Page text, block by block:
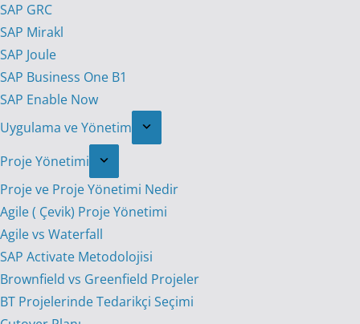
SAP GRC
SAP Mirakl
SAP Joule
SAP Business One B1
SAP Enable Now
Uygulama ve Yönetim
Proje Yönetimi
Proje ve Proje Yönetimi Nedir
Agile ( Çevik) Proje Yönetimi
Agile vs Waterfall
SAP Activate Metodolojisi
Brownfield vs Greenfield Projeler
BT Projelerinde Tedarikçi Seçimi